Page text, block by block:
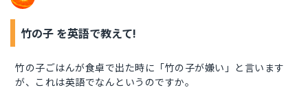
竹の子 を英語で教えて!
竹の子ごはんが食卓で出た時に「竹の子が嫌い」と言います
が、これは英語でなんというのですか。